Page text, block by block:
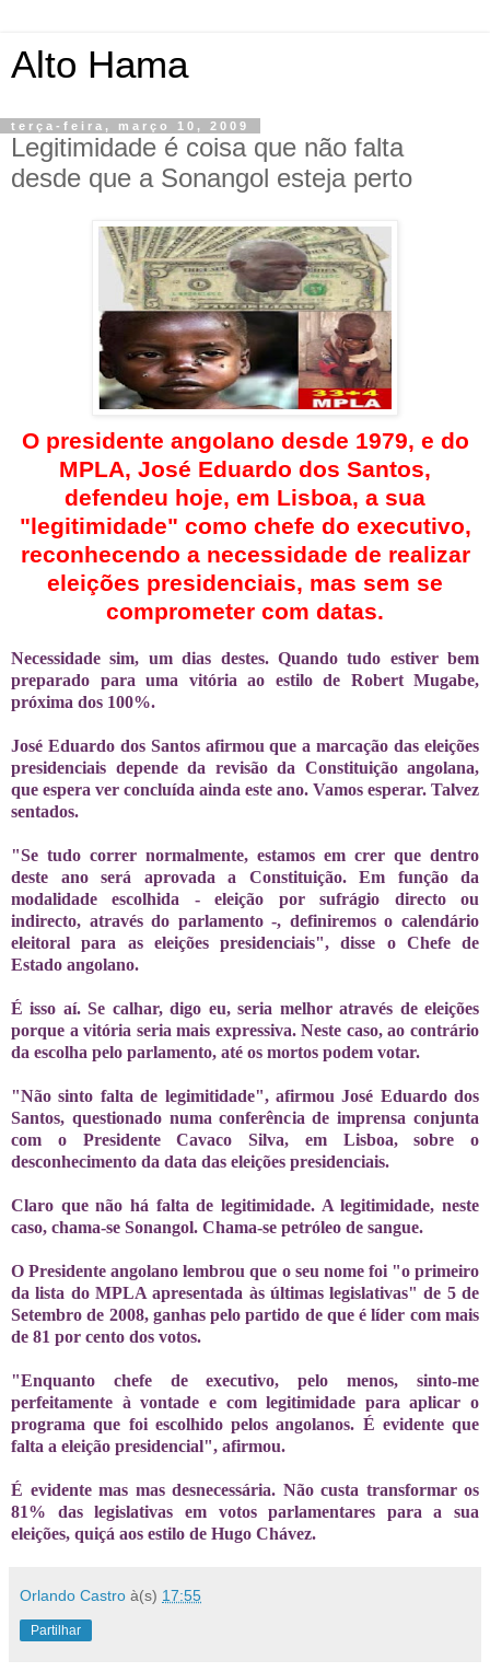
Alto Hama
terça-feira, março 10, 2009
Legitimidade é coisa que não falta
desde que a Sonangol esteja perto
O presidente angolano desde 1979, e do
MPLA, José Eduardo dos Santos,
defendeu hoje, em Lisboa, a sua
"legitimidade" como chefe do executivo,
reconhecendo a necessidade de realizar
eleições presidenciais, mas sem se
comprometer com datas.
Necessidade sim, um dias destes. Quando tudo estiver bem
preparado para uma vitória ao estilo de Robert Mugabe,
próxima dos 100%.
José Eduardo dos Santos afirmou que a marcação das eleições
presidenciais depende da revisão da Constituição angolana,
que espera ver concluída ainda este ano. Vamos esperar. Talvez
sentados.
"Se tudo correr normalmente, estamos em crer que dentro
deste ano será aprovada a Constituição. Em função da
modalidade escolhida - eleição por sufrágio directo ou
indirecto, através do parlamento -, definiremos o calendário
eleitoral para as eleições presidenciais", disse o Chefe de
Estado angolano.
É isso aí. Se calhar, digo eu, seria melhor através de eleições
porque a vitória seria mais expressiva. Neste caso, ao contrário
da escolha pelo parlamento, até os mortos podem votar.
"Não sinto falta de legimitidade", afirmou José Eduardo dos
Santos, questionado numa conferência de imprensa conjunta
com o Presidente Cavaco Silva, em Lisboa, sobre o
desconhecimento da data das eleições presidenciais.
Claro que não há falta de legitimidade. A legitimidade, neste
caso, chama-se Sonangol. Chama-se petróleo de sangue.
O Presidente angolano lembrou que o seu nome foi "o primeiro
da lista do MPLA apresentada às últimas legislativas" de 5 de
Setembro de 2008, ganhas pelo partido de que é líder com mais
de 81 por cento dos votos.
"Enquanto chefe de executivo, pelo menos, sinto-me
perfeitamente à vontade e com legitimidade para aplicar o
programa que foi escolhido pelos angolanos. É evidente que
falta a eleição presidencial", afirmou.
É evidente mas mas desnecessária. Não custa transformar os
81% das legislativas em votos parlamentares para a sua
eleições, quiçá aos estilo de Hugo Chávez.
Orlando Castro à(s) 17:55
Partilhar